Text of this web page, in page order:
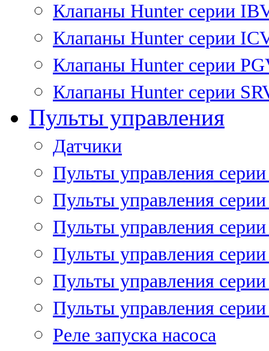
Клапаны Hunter серии
Клапаны Hunter серии
Клапаны Hunter серии
Клапаны Hunter серии
Пульты управления
Датчики
Пульты управления
Пульты управления
Пульты управления
Пульты управления
Пульты управления
Пульты управления
Реле запуска насоса